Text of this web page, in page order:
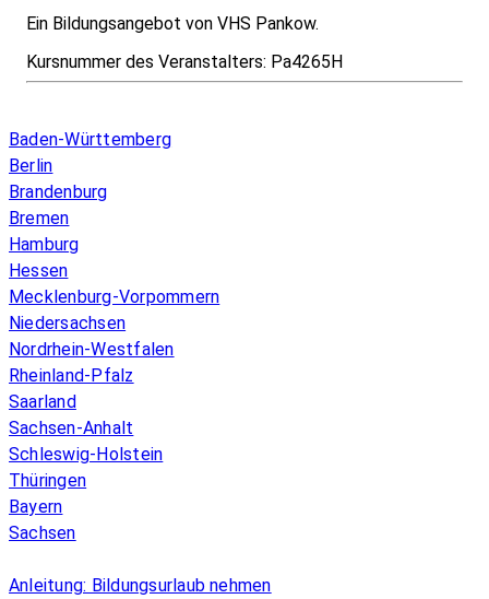
Ein Bildungsangebot von VHS Pankow.
Kursnummer des Veranstalters: Pa4265H
Baden-Württemberg
Berlin
Brandenburg
Bremen
Hamburg
Hessen
Mecklenburg-Vorpommern
Niedersachsen
Nordrhein-Westfalen
Rheinland-Pfalz
Saarland
Sachsen-Anhalt
Schleswig-Holstein
Thüringen
Bayern
Sachsen
Anleitung: Bildungsurlaub nehmen